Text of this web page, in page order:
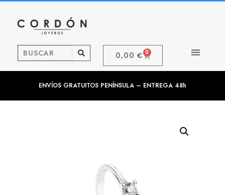
0,00 € 0
ENVÍOS GRATUITOS PENÍNSULA – ENTREGA 48h